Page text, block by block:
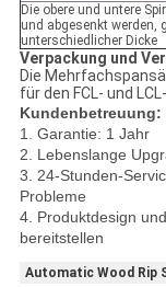
Die obere und untere
und abgesenkt werden,
unterschiedlicher Dicke
Verpackung und
Die
für den FCL- und
Kundenbetreuung:
1. Garantie: 1 Jahr
2. Lebenslange
3. 24-Stunden-
Probleme
4. Produktdesign
bereitstellen
Automatic Wood Rip